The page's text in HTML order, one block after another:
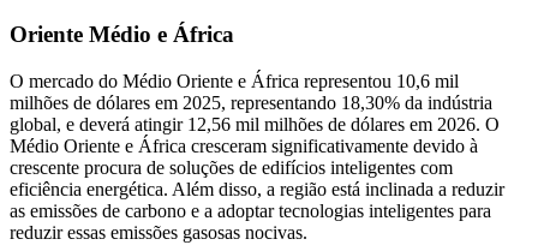
Oriente Médio e África
O mercado do Médio Oriente e África representou 10,6 mil
milhões de dólares em 2025, representando 18,30% da indústria
global, e deverá atingir 12,56 mil milhões de dólares em 2026. O
Médio Oriente e África cresceram significativamente devido à
crescente procura de soluções de edifícios inteligentes com
eficiência energética. Além disso, a região está inclinada a reduzir
as emissões de carbono e a adoptar tecnologias inteligentes para
reduzir essas emissões gasosas nocivas.